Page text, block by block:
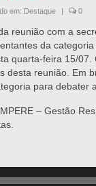
em: Destaque | 0
reunião com a
da
quarta-feira 15/07.
desta reunião. Em
para debater
– Gestão